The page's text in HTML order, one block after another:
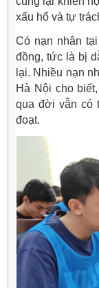
xấu hổ và tự
Có nạn nhân
đồng, tức là bị
lại. Nhiều nạn
Hà Nội cho
qua đời vẫn có
đoạt.